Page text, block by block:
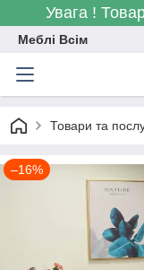
Увага !
Меблі Всім
Товари та
–16%